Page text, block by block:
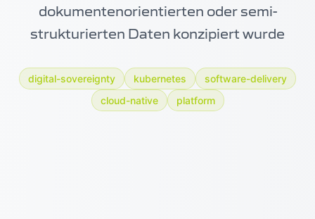
dokumentenorientierten oder semi-
strukturierten Daten konzipiert wurde
digital-sovereignty kubernetes
software-delivery
cloud-native
platform